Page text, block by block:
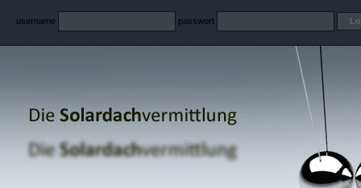
username passwort